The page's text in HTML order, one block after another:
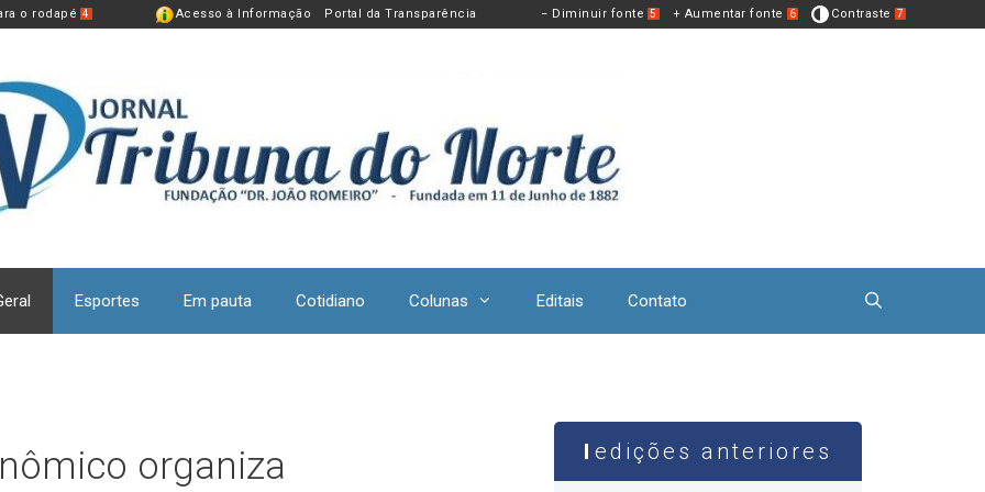
o rodapé 4 Acesso à Informação Portal da Transparência − Diminuir fonte 5 + Aumentar fonte 6 Contraste 7
Esportes Em pauta Cotidiano Colunas Editais Contato
organiza
edições anteriores